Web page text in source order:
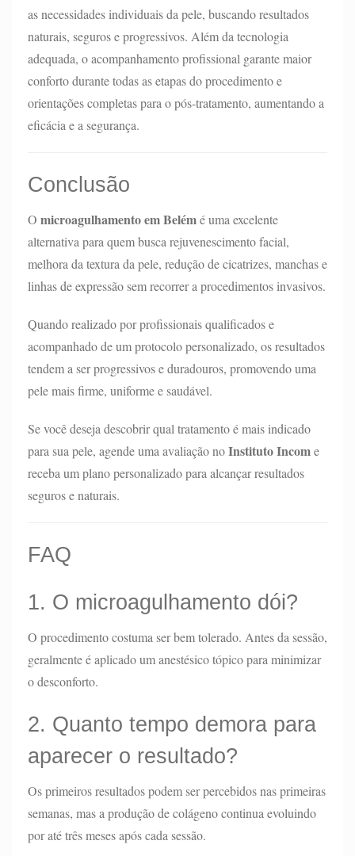
as necessidades individuais da pele, buscando resultados
naturais, seguros e progressivos. Além da tecnologia
adequada, o acompanhamento profissional garante maior
conforto durante todas as etapas do procedimento e
orientações completas para o pós-tratamento, aumentando a
eficácia e a segurança.
Conclusão
O microagulhamento em Belémé uma excelente
alternativa para quem busca rejuvenescimento facial,
melhora da textura da pele, redução de cicatrizes, manchas e
linhas de expressão sem recorrer a procedimentos invasivos.
Quando realizado por profissionais qualificados e
acompanhado de um protocolo personalizado, os resultados
tendem a ser progressivos e duradouros, promovendo uma
pele mais firme, uniforme e saudável.
Se você deseja descobrir qual tratamento é mais indicado
para sua pele, agende uma avaliação noInstituto Income
receba um plano personalizado para alcançar resultados
seguros e naturais.
FAQ
1. O microagulhamento dói?
O procedimento costuma ser bem tolerado. Antes da sessão,
geralmente é aplicado um anestésico tópico para minimizar
o desconforto.
2. Quanto tempo demora para
aparecer o resultado?
Os primeiros resultados podem ser percebidos nas primeiras
semanas, mas a produção de colágeno continua evoluindo
por até três meses após cada sessão.